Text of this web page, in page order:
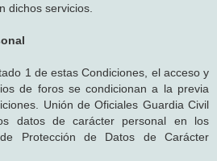
dichos servicios.
1 de estas Condiciones, el acceso y
de foros se condicionan a la previa
Unión de Oficiales Guardia Civil
datos de carácter personal en los
Protección de Datos de Carácter